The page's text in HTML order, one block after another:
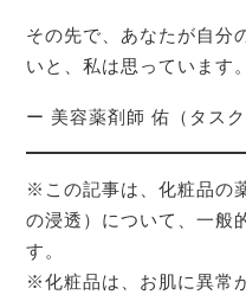
その先で、あなたが自分
いと、私は思っています。
ー 美容薬剤師 佑（タスク
※この記事は、化粧品の
の浸透）について、一般
す。
※化粧品は、お肌に異常